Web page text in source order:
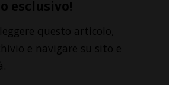
esclusivo!
questo articolo,
e navigare su sito e